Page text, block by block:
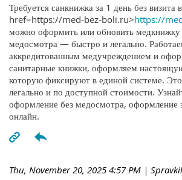
Требуется санкнижка за 1 день без визита
href=https://med-bez-boli.ru>https://
можно оформить или обновить медкнижку
медосмотра — быстро и легально.
аккредитованным медучреждением и
санитарные книжки, оформляем
которую фиксируют в единой системе.
легально и по доступной стоимости.
оформление без медосмотра, оформление
онлайн.
Thu, November 20, 2025 4:57 PM |